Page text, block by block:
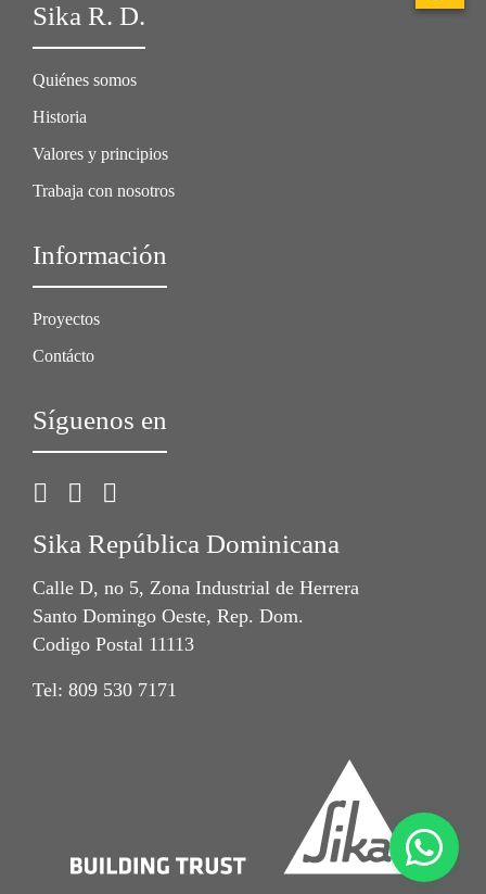
Sika R. D.
Quiénes somos
Historia
Valores y principios
Trabaja con nosotros
Información
Proyectos
Contácto
Síguenos en
Sika República Dominicana
Calle D, no 5, Zona Industrial de Herrera
Santo Domingo Oeste, Rep. Dom.
Codigo Postal 11113
Tel: 809 530 7171